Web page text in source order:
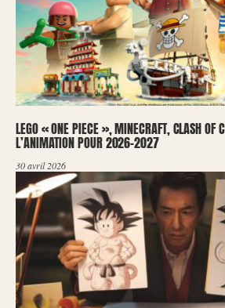
LEGO « ONE PIECE », MINECRAFT, CLASH OF
L’ANIMATION POUR 2026-2027
30 avril 2026